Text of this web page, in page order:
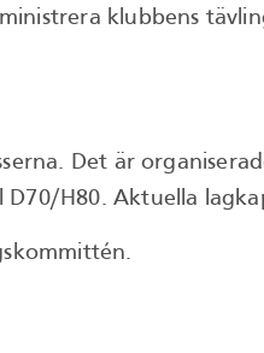
klubbens
Det är
H80. Aktuella